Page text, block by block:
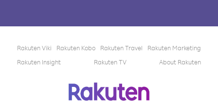
Rakuten Viki Rakuten Kobo Rakuten Travel
Rakuten Marketing
Rakuten Insight
Rakuten TV About Rakuten